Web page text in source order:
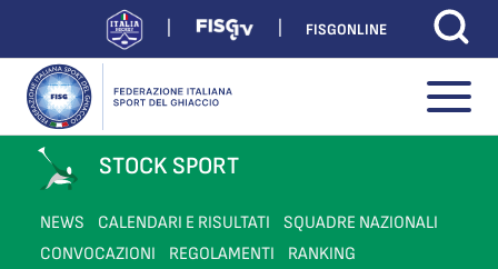
FISGONLINE
STOCK SPORT
NEWS CALENDARI E RISULTATI
SQUADRE NAZIONALI
CONVOCAZIONI
REGOLAMENTI RANKING